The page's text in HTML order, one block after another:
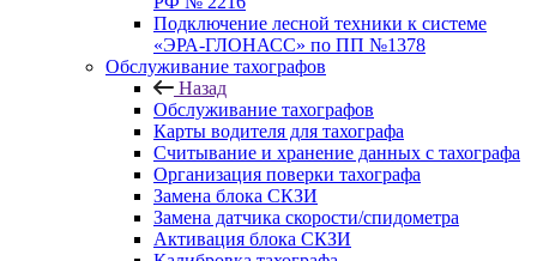
Подключение лесной техники к системе
«ЭРА-ГЛОНАСС» по ПП №1378
Обслуживание тахографов
Назад
Обслуживание тахографов
Карты водителя для тахографа
Считывание и хранение данных с тахографа
Организация поверки тахографа
Замена блока СКЗИ
Замена датчика скорости/спидометра
Активация блока СКЗИ